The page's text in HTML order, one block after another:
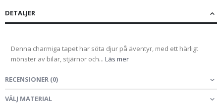
DETALJER
Denna charmiga tapet har söta djur på äventyr, med ett härligt
mönster av bilar, stjärnor och... Läs mer
RECENSIONER (0)
VÄLJ MATERIAL